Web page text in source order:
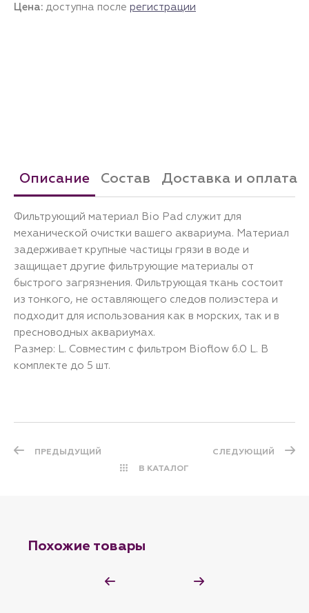
Цена: доступна после регистрации
Описание Состав Доставка и оплата
Фильтрующий материал Bio Pad служит для
механической очистки вашего аквариума. Материал
задерживает крупные частицы грязи в воде и
защищает другие фильтрующие материалы от
быстрого загрязнения. Фильтрующая ткань состоит
из тонкого, не оставляющего следов полиэстера и
подходит для использования как в морских, так и в
пресноводных аквариумах.
Размер: L. Совместим с фильтром Bioflow 6.0 L. В
комплекте до 5 шт.
ПРЕДЫДУЩИЙ
В КАТАЛОГ
СЛЕДУЮЩИЙ
Похожие товары